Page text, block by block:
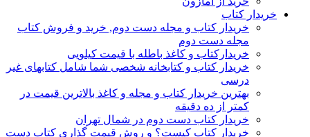
خریدار کتاب
خریدار کتاب و مجله دست دوم, خرید و فروش کتاب
مجله دست دوم
خریدارکتاب و کاغذ باطله با قیمت کیلویی
خریدار کتاب و کتابخانه شخصی شما شامل کتابهای غیر
درسی
بهترین خریدار کتاب و مجله و کاغذ بالاترین قیمت در
کمتر از ده دقیقه
خریدار کتاب دست دوم در شمال تهران
خریدار کتاب کیست؟ و روش قیمت گذاری کتاب دست